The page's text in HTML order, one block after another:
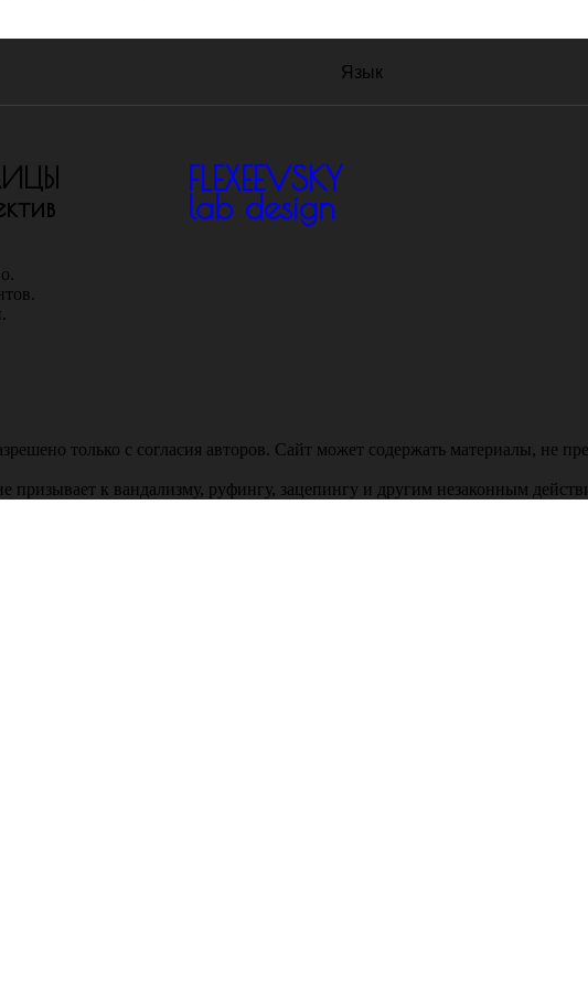
Язык
FLEXEEVSKY
lab design
только с согласия авторов. Сайт может содержать материалы, не
призывает к вандализму, руфингу, зацепингу и другим незаконным